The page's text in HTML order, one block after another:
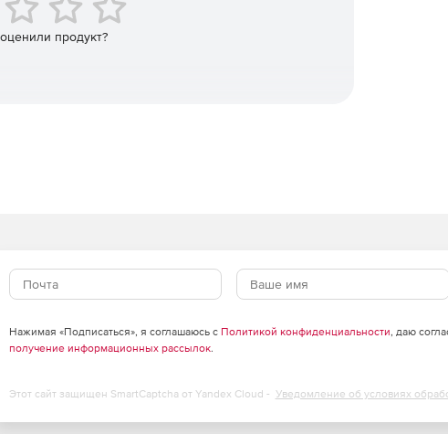
точка, звезда, иерархическое дерево, частично-
защиты, выделения зон с разным уровнем доверия,
в центре.
аналогичной DMVPN.
продукт?
Нажимая «Подписаться», я соглашаюсь с Политикой конфиденциальности, даю
получение информационных рассылок.
Этот сайт защищен SmartCaptcha от Yandex Cloud - Уведомление об условиях